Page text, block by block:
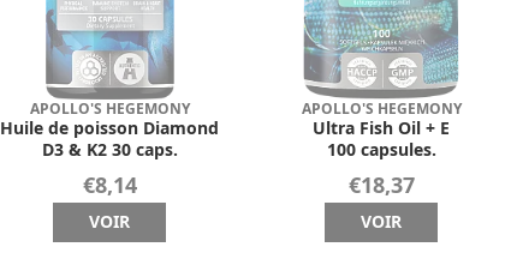
APOLLO'S HEGEMONY
Huile de poisson Diamond
D3 & K2 30 caps.
€8,14
VOIR
APOLLO'S HEGEMONY
Ultra Fish Oil + E
100 capsules.
€18,37
VOIR